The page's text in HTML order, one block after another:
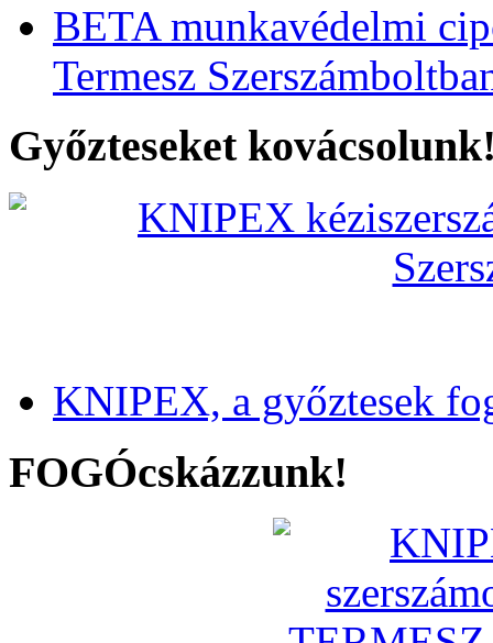
BETA munkavédelmi
Termesz
Győzteseket
KNIPEX, a győztesek
FOGÓcskázzunk!